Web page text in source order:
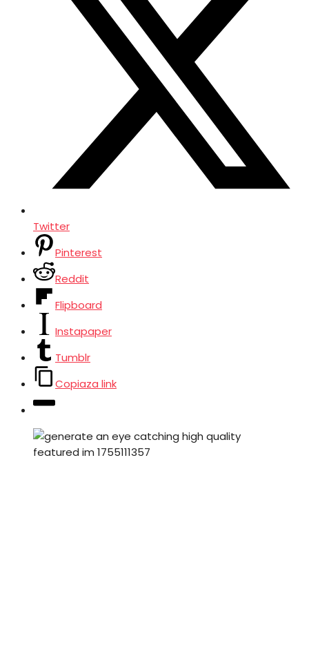
Twitter
Pinterest
Reddit
Flipboard
Instapaper
Tumblr
Copiaza link